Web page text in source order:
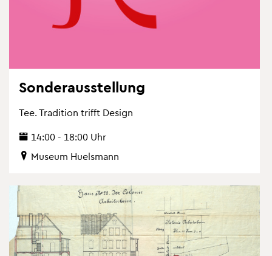
Son­der­aus­stel­lung
Tee. Tra­di­ti­on trifft De­sign
14:00 - 18:00 Uhr
Mu­se­um Hu­els­mann